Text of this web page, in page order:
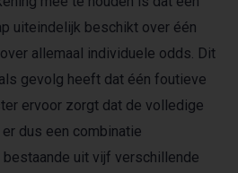
uiteindelijk beschikt over één
allemaal individuele odds. Dit
gevolg heeft dat één foutieve
ervoor zorgt dat de volledige
dus een combinatie
uit vijf verschillende